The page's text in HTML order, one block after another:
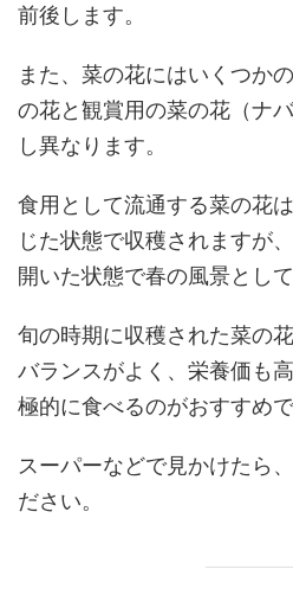
前後します。
また、菜の花にはいくつか
の花と観賞用の菜の花（ナ
し異なります。
食用として流通する菜の花
じた状態で収穫されますが
開いた状態で春の風景とし
旬の時期に収穫された菜の
バランスがよく、栄養価も
極的に食べるのがおすすめで
スーパーなどで見かけたら
ださい。